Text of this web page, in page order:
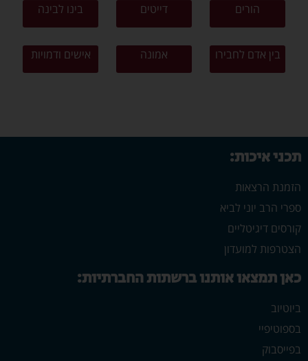
הורים דייטים בינו לבינה
בין אדם לחבירו אמונה אישים ודמויות
תכני איכות:
הזמנת הרצאות
ספרי הרב יוני לביא
קורסים דיגיטליים
הצטרפות למועדון
כאן תמצאו אותנו ברשתות החברתיות:
ביוטיוב
בספוטיפיי
בפייסבוק